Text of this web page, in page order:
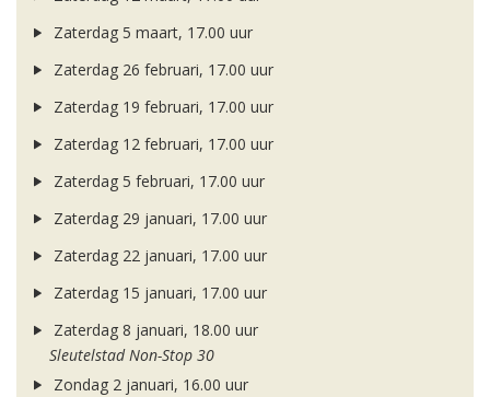
Zaterdag 5 maart, 17.00 uur
Zaterdag 26 februari, 17.00 uur
Zaterdag 19 februari, 17.00 uur
Zaterdag 12 februari, 17.00 uur
Zaterdag 5 februari, 17.00 uur
Zaterdag 29 januari, 17.00 uur
Zaterdag 22 januari, 17.00 uur
Zaterdag 15 januari, 17.00 uur
Zaterdag 8 januari, 18.00 uur
Sleutelstad Non-Stop 30
Zondag 2 januari, 16.00 uur